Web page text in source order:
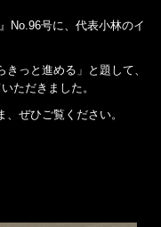
No.96号に、代表小林のイ
っと進める」と題して、
ただきました。
ぜひご覧ください。